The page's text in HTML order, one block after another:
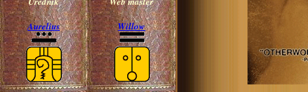
Aurelius
Willow